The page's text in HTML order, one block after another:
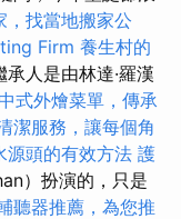
，找當地搬家公
Firm 養生村的
承人是由林達·羅漢
式外燴菜單，傳承
潔服務，讓每個角
源頭的有效方法 護
）扮演的，只是
聽器推薦，為您推